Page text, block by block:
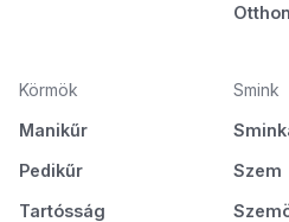
Körmök
Manikűr
Pedikűr
Tartósság
Smink
Szem